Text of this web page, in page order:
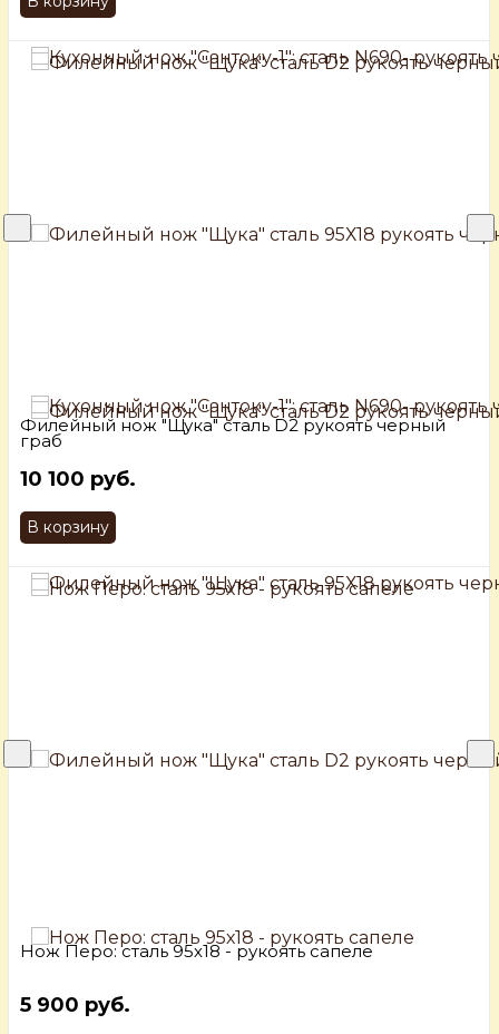
Филейный нож "Щука" сталь D2 рукоять черный
граб
10 100 руб.
В корзину
Нож Перо: сталь 95х18 - рукоять сапеле
5 900 руб.